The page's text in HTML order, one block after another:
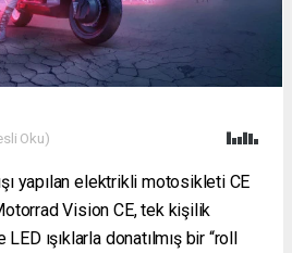
Oku)
yapılan elektrikli motosikleti CE
Vision CE, tek kişilik
ışıklarla donatılmış bir “roll